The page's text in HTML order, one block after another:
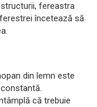
fereastra
încetează să
din lemn este
că trebuie